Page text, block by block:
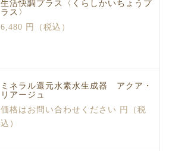
生活快調プラス〈くらしかいちょうプ
ラス〉
6,480 円（税込）
ミネラル還元水素水生成器 アクア・
リアージュ
価格はお問い合わせください 円（税
込）